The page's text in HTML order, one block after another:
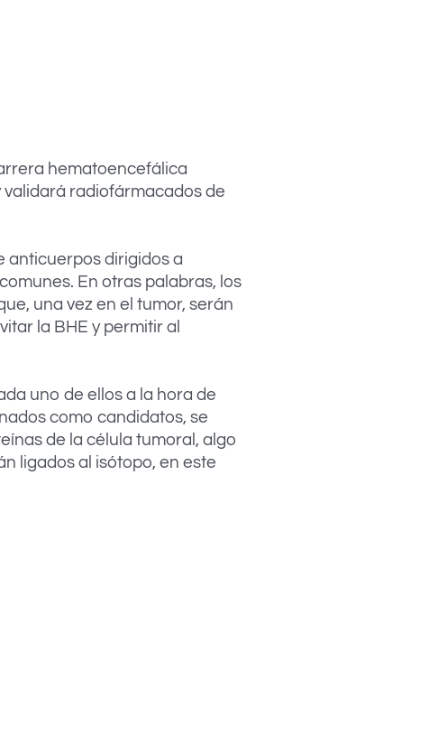
hematoencefálica
validará radiofármacados de
anticuerpos dirigidos a
En otras palabras, los
una vez en el tumor, serán
la BHE y permitir al
uno de ellos a la hora de
como candidatos, se
de la célula tumoral, algo
ligados al isótopo, en este